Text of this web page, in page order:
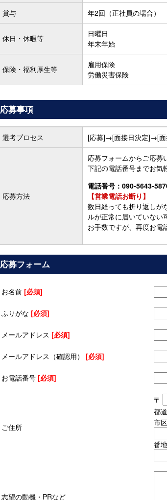
賞与 年2回（正社員の場合）
休日・休暇等
日曜日
年末年始
保険・福利厚生等
雇用保険
労働災害保険
応募事項
選考プロセス [応募]→[面接日決定]→[
応募方法
応募フォームからご応募
下記の電話番号までお気
電話番号：090-5643-
【営業電話お断り】
数日経っても折り返しが
ルが正常に届いていない
お手数ですが、再度お電
応募フォーム
お名前 [必須]
ふりがな [必須]
メールアドレス [必須]
メールアドレス（確認用） [必須]
お電話番号 [必須]
ご住所
〒
都
市
番
志望の動機・PRなど